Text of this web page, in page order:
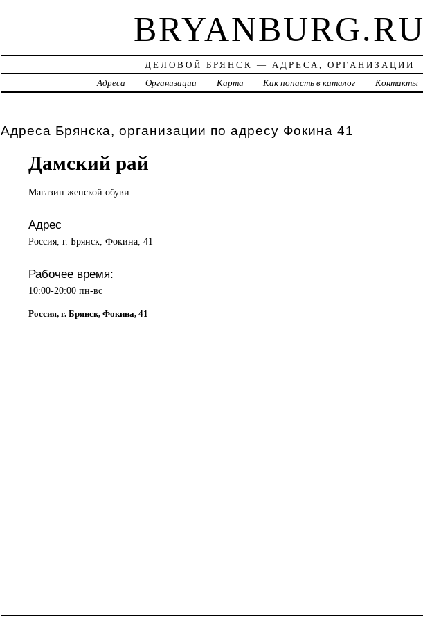
BRYANBURG.RU
ДЕЛОВОЙ БРЯНСК — АДРЕСА, ОРГАНИЗАЦИИ
Адреса
Организации Карта Как попасть в каталог Контакты
Адреса Брянска, организации по адресу Фокина 41
Дамский рай
Магазин женской обуви
Адрес
Россия, г. Брянск, Фокина, 41
Рабочее время:
10:00-20:00 пн-вс
Россия, г. Брянск, Фокина, 41